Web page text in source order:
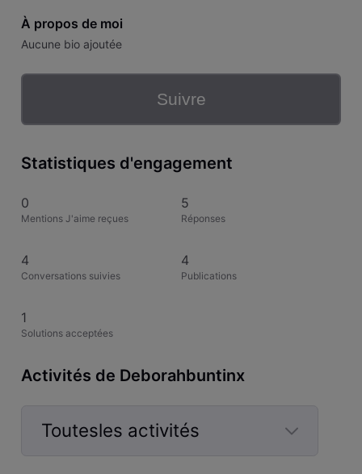
À propos de moi
Aucune bio ajoutée
Suivre
Statistiques d'engagement
0
Mentions J'aime reçues
5
Réponses
4
Conversations suivies
4
Publications
1
Solutions acceptées
Activités de Deborahbuntinx
Toutesles activités